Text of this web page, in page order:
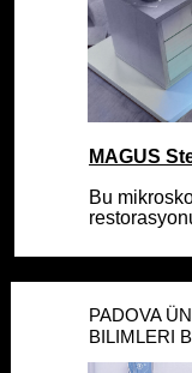
MAGUS
Bu
MAGUS
Bu
PADOVA
BILIMLERI
PADOVA
BILIMLERI